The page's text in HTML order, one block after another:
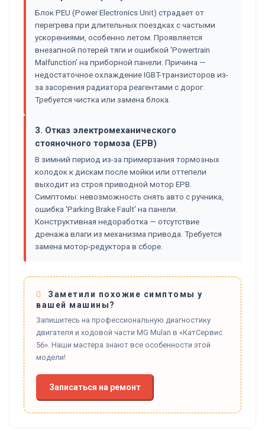
Блок PEU (Power Electronics Unit) страдает от
перегрева при длительных поездках с частыми
ускорениями, особенно летом. Проявляется
внезапной потерей тяги и ошибкой 'Powertrain
Malfunction' на приборной панели. Причина —
недостаточное охлаждение IGBT-транзисторов из-
за засорения радиатора реагентами с дорог.
Требуется чистка или замена блока.
3. Отказ электромеханического
стояночного тормоза (EPB)
В зимний период из-за примерзания тормозных
колодок к дискам после мойки или оттепели
выходит из строя приводной мотор EPB.
Симптомы: невозможность снять авто с ручника,
ошибка 'Parking Brake Fault' на панели.
Конструктивная недоработка — отсутствие
дренажа влаги из механизма привода. Требуется
замена мотор-редуктора в сборе.
Заметили похожие симптомы у
вашей машины?
Запишитесь на профессиональную диагностику
двигателя и ходовой части MG Mulan в «КатСервис
56». Наши мастера знают все особенности этой
модели!
Записаться на ремонт